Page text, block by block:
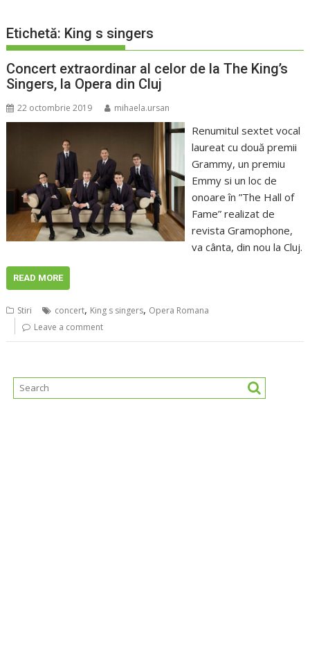
Etichetă: King s singers
Concert extraordinar al celor de la The King’s
Singers, la Opera din Cluj
22 octombrie 2019 mihaela.ursan
Renumitul sextet vocal
laureat cu două premii
Grammy, un premiu
Emmy si un loc de
onoare în ”The Hall of
Fame” realizat de
revista Gramophone,
va cânta, din nou la Cluj.
READ MORE
Stiri concert, King s singers, Opera Romana
Leave a comment